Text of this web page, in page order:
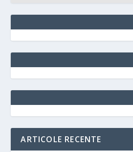
ARTICOLE RECENTE